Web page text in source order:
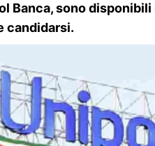
Banca, sono
candidarsi.